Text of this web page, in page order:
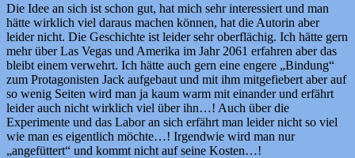
Die Idee an sich ist schon gut, hat mich sehr interessiert und man
hätte wirklich viel daraus machen können, hat die Autorin aber
leider nicht. Die Geschichte ist leider sehr oberflächig. Ich hätte gern
mehr über Las Vegas und Amerika im Jahr 2061 erfahren aber das
bleibt einem verwehrt. Ich hätte auch gern eine engere „Bindung“
zum Protagonisten Jack aufgebaut und mit ihm mitgefiebert aber auf
so wenig Seiten wird man ja kaum warm mit einander und erfährt
leider auch nicht wirklich viel über ihn…! Auch über die
Experimente und das Labor an sich erfährt man leider nicht so viel
wie man es eigentlich möchte…! Irgendwie wird man nur
„angefüttert“ und kommt nicht auf seine Kosten…!